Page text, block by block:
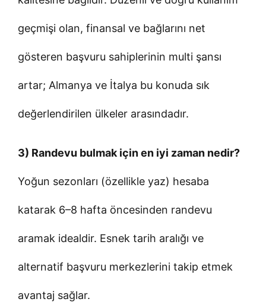
geçmişi olan, finansal ve bağlarını net
gösteren başvuru sahiplerinin multi şansı
artar; Almanya ve İtalya bu konuda sık
değerlendirilen ülkeler arasındadır.
3) Randevu bulmak için en iyi zaman nedir?
Yoğun sezonları (özellikle yaz) hesaba
katarak 6–8 hafta öncesinden randevu
aramak idealdir. Esnek tarih aralığı ve
alternatif başvuru merkezlerini takip etmek
avantaj sağlar.